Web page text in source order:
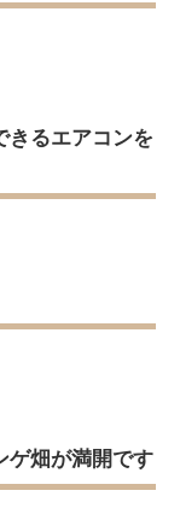
きるエアコンを
ゲ畑が満開です